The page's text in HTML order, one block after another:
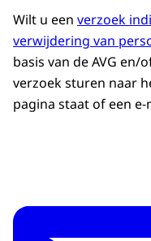
Wilt u een verzoek
verwijdering van
basis van de AVG en/
verzoek sturen naar
pagina staat of een